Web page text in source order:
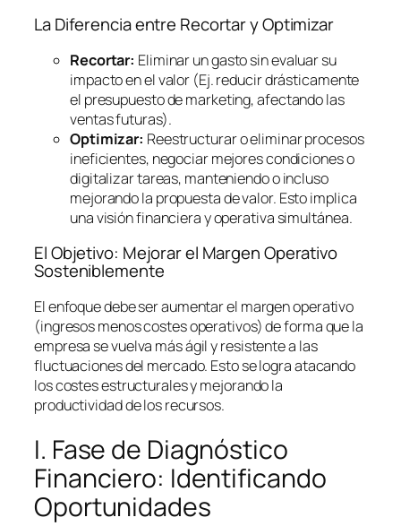
La Diferencia entre Recortar y Optimizar
Recortar: Eliminar un gasto sin evaluar su
impacto en el valor (Ej. reducir drásticamente
el presupuesto de marketing, afectando las
ventas futuras).
Optimizar: Reestructurar o eliminar procesos
ineficientes, negociar mejores condiciones o
digitalizar tareas, manteniendo o incluso
mejorando la propuesta de valor. Esto implica
una visión financiera y operativa simultánea.
El Objetivo: Mejorar el Margen Operativo
Sosteniblemente
El enfoque debe ser aumentar el margen operativo
(ingresos menos costes operativos) de forma que la
empresa se vuelva más ágil y resistente a las
fluctuaciones del mercado. Esto se logra atacando
los costes estructurales y mejorando la
productividad de los recursos.
I. Fase de Diagnóstico
Financiero: Identificando
Oportunidades